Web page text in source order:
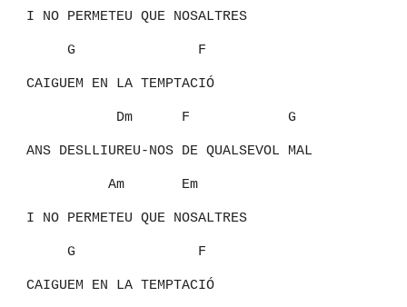
I NO PERMETEU QUE NOSALTRES
G F
CAIGUEM EN LA TEMPTACIÓ
Dm F G
ANS DESLLIUREU-NOS DE QUALSEVOL MAL
Am Em
I NO PERMETEU QUE NOSALTRES
G F
CAIGUEM EN LA TEMPTACIÓ